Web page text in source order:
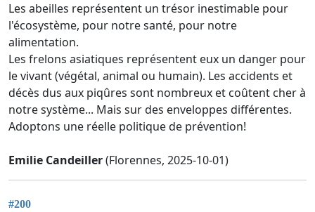
Les abeilles représentent un trésor inestimable pour
l'écosystème, pour notre santé, pour notre
alimentation.
Les frelons asiatiques représentent eux un danger pour
le vivant (végétal, animal ou humain). Les accidents et
décès dus aux piqûres sont nombreux et coûtent cher à
notre système... Mais sur des enveloppes différentes.
Adoptons une réelle politique de prévention!
Emilie Candeiller(Florennes, 2025-10-01)
#200